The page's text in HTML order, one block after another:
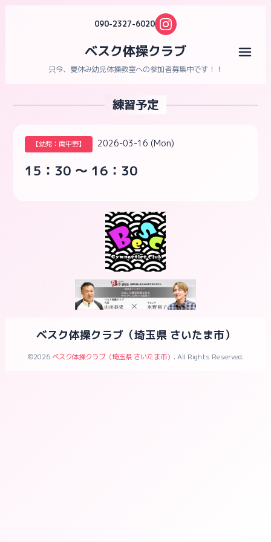
090-2327-6020
ベスク体操クラブ
只今、夏休み幼児体操教室への参加者募集中です！！
練習予定
【幼児：南中野】 2026-03-16 (Mon)
15：30 ～ 16：30
ベスク体操クラブ（埼玉県 さいたま市）
©2026ベスク体操クラブ（埼玉県 さいたま市） . All Rights Reserved.